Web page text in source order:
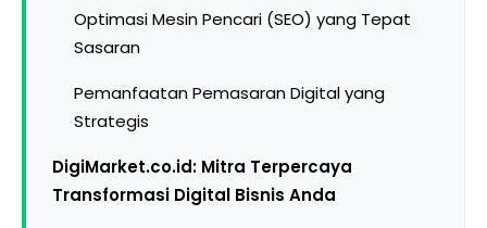
Optimasi Mesin Pencari (SEO) yang Tepat
Sasaran
Pemanfaatan Pemasaran Digital yang
Strategis
DigiMarket.co.id: Mitra Terpercaya
Transformasi Digital Bisnis Anda